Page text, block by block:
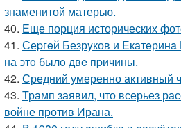
знаменитой матерью.
40. Еще порция исторических
41. Сеpгeй Безрyков и
на этo былo двe пpичины.
42. Средний умеренно активный
43. Трамп заявил, что всерьез
войне против Ирана.